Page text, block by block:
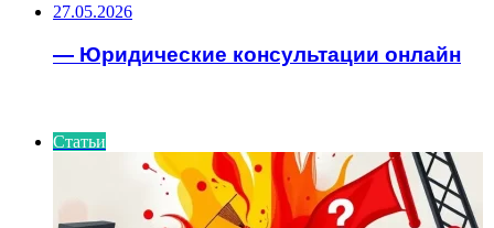
27.05.2026
— Юридические консультации онлайн
Статьи